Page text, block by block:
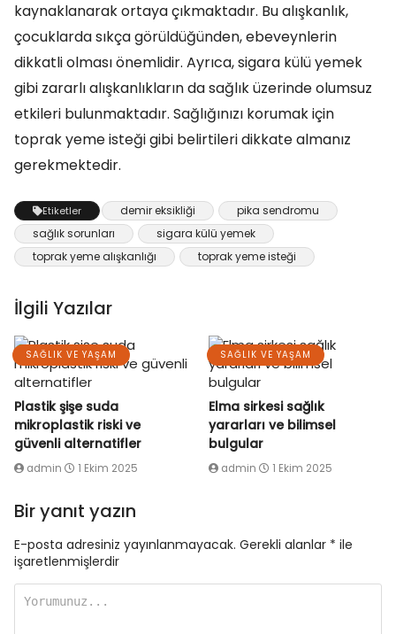
kaynaklanarak ortaya çıkmaktadır. Bu alışkanlık,
çocuklarda sıkça görüldüğünden, ebeveynlerin
dikkatli olması önemlidir. Ayrıca, sigara külü yemek
gibi zararlı alışkanlıkların da sağlık üzerinde olumsuz
etkileri bulunmaktadır. Sağlığınızı korumak için
toprak yeme isteği gibi belirtileri dikkate almanız
gerekmektedir.
Etiketler demir eksikliği
pika sendromu
sağlık sorunları
sigara külü yemek
toprak yeme alışkanlığı
toprak yeme isteği
İlgili Yazılar
SAĞLIK VE YAŞAM
Plastik şişe suda
mikroplastik riski ve
güvenli alternatifler
admin 1 Ekim 2025
SAĞLIK VE YAŞAM
Elma sirkesi sağlık
yararları ve bilimsel
bulgular
admin 1 Ekim 2025
Bir yanıt yazın
E-posta adresiniz yayınlanmayacak. Gerekli alanlar * ile
işaretlenmişlerdir